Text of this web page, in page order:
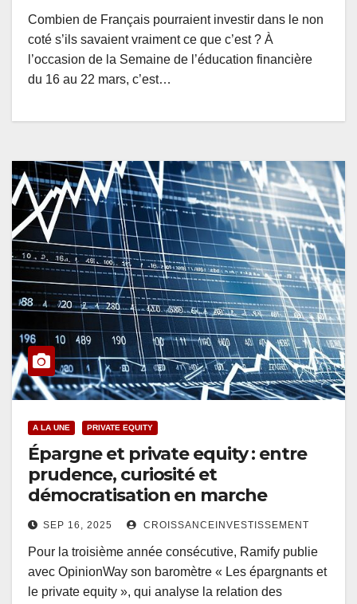
Combien de Français pourraient investir dans le non
coté s’ils savaient vraiment ce que c’est ? À
l’occasion de la Semaine de l’éducation financière
du 16 au 22 mars, c’est…
A LA UNE PRIVATE EQUITY
Épargne et private equity : entre
prudence, curiosité et
démocratisation en marche
SEP 16, 2025 CROISSANCEINVESTISSEMENT
Pour la troisième année consécutive, Ramify publie
avec OpinionWay son baromètre « Les épargnants et
le private equity », qui analyse la relation des